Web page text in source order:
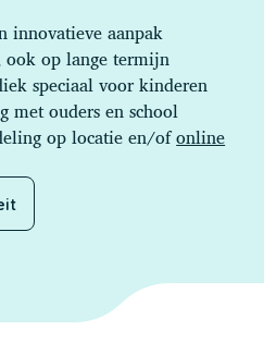
innovatieve aanpak
ook op lange termijn
speciaal voor kinderen
met ouders en school
op locatie en/ofonline